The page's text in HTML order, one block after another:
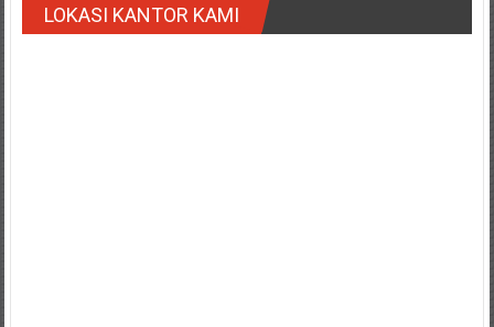
LOKASI KANTOR KAMI